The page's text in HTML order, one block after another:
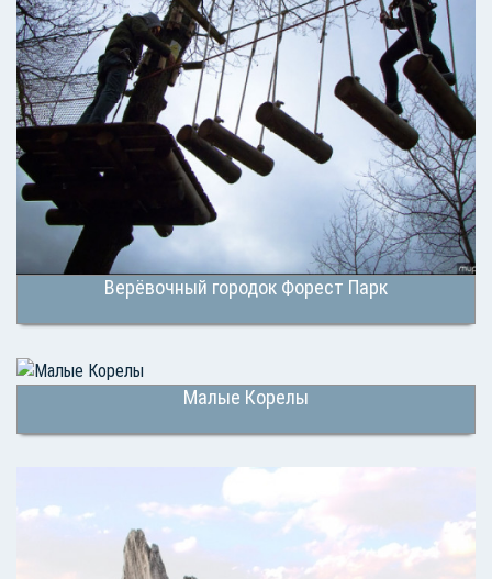
Верёвочный городок Форест Парк
Малые Корелы